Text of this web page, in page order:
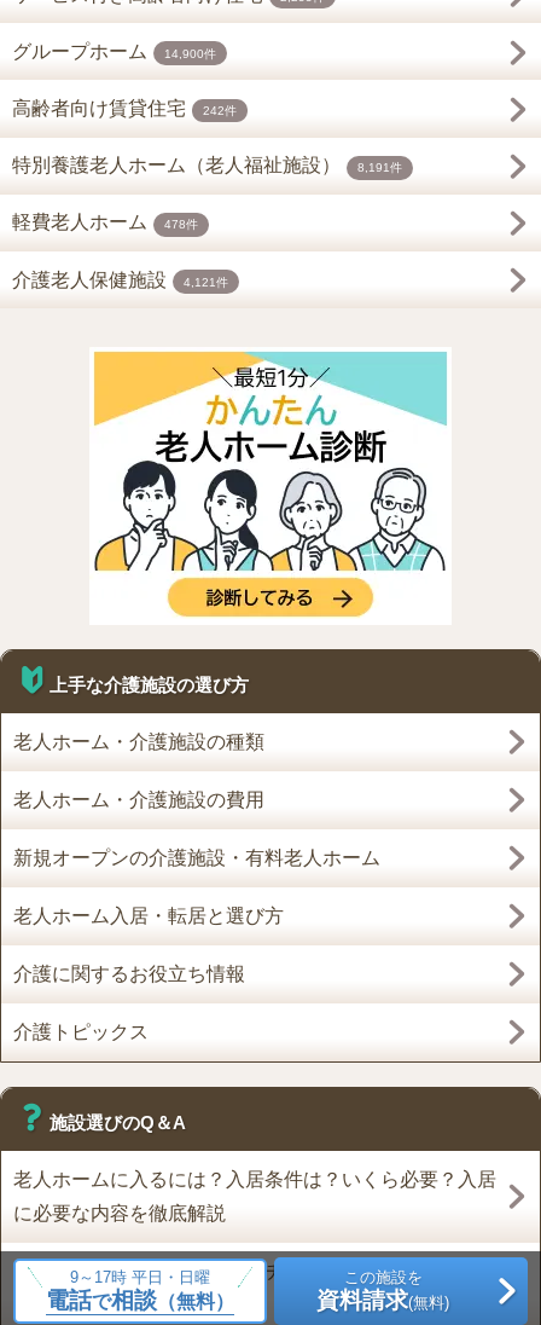
グループホーム 14,900件
高齢者向け賃貸住宅 242件
特別養護老人ホーム（老人福祉施設） 8,191件
軽費老人ホーム 478件
介護老人保健施設 4,121件
上手な介護施設の選び方
老人ホーム・介護施設の種類
老人ホーム・介護施設の費用
新規オープンの介護施設・有料老人ホーム
老人ホーム入居・転居と選び方
介護に関するお役立ち情報
介護トピックス
施設選びのQ＆A
老人ホームに入るには？入居条件は？いくら必要？入居
に必要な内容を徹底解説
老人ホームの探し方【フローチャート付】知っておくべ
きポイントと相談窓口を紹介
9～17時 平日・日曜
電話で相談（無料）
この施設を
資料請求(無料)